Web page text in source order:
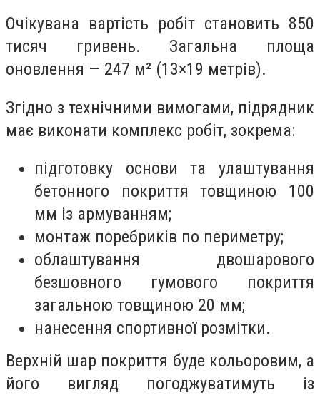
Очікувана вартість робіт становить 850
тисяч гривень. Загальна площа
оновлення — 247 м² (13×19 метрів).
Згідно з технічними вимогами, підрядник
має виконати комплекс робіт, зокрема:
підготовку основи та улаштування
бетонного покриття товщиною 100
мм із армуванням;
монтаж поребриків по периметру;
облаштування двошарового
безшовного гумового покриття
загальною товщиною 20 мм;
нанесення спортивної розмітки.
Верхній шар покриття буде кольоровим, а
його вигляд погоджуватимуть із